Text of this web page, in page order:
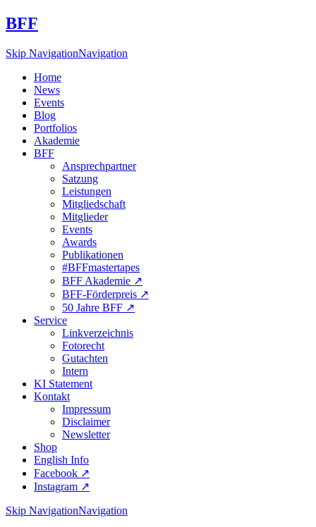
BFF
Skip NavigationNavigation
Home
News
Events
Blog
Portfolios
Akademie
BFF
Ansprechpartner
Satzung
Leistungen
Mitgliedschaft
Mitglieder
Events
Awards
Publikationen
#BFFmastertapes
BFF Akademie ↗︎
BFF-Förderpreis ↗︎
50 Jahre BFF ↗︎
Service
Linkverzeichnis
Fotorecht
Gutachten
Intern
KI Statement
Kontakt
Impressum
Disclaimer
Newsletter
Shop
English Info
Facebook ↗︎
Instagram ↗︎
Skip NavigationNavigation